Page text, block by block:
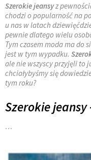
Szerokiejeansyz
chodzi o popularność na
u nas w latach
pewnie dlatego wielu
Tym czasem moda ma do
jest w tym wypadku.
ale nie wszyscy przyjęli to
chciałybyśmy się
tym roku?
Szerokie jeansy
…